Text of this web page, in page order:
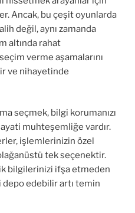
Ancak, bu çeşit oyunlarda
değil, aynı zamanda
altında rahat
verme aşamalarını
ve nihayetinde
seçmek, bilgi korumanızı
muhteşemliğe vardır.
işlemlerinizin özel
tek seçenektir.
bilgilerinizi ifşa etmeden
edebilir artı temin